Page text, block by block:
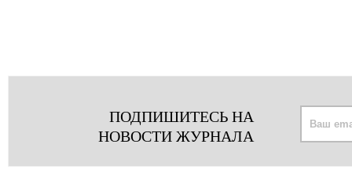
ПОДПИШИТЕСЬ НА
НОВОСТИ ЖУРНАЛА